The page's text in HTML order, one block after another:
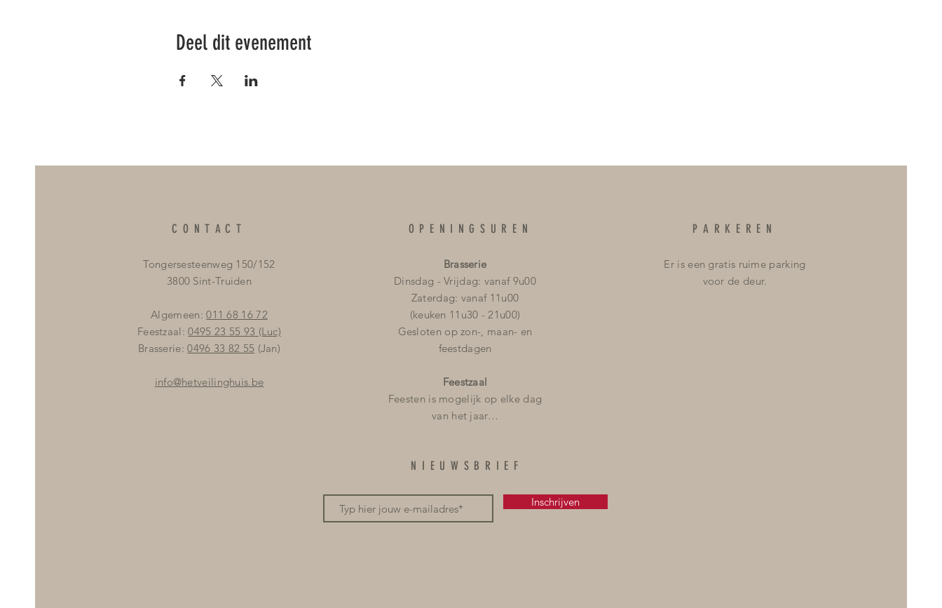
Deel dit evenement
CONTACT
Tongersesteenweg 150/152
3800 Sint-Truiden
Algemeen:011 68 16 72
Feestzaal:0495 23 55 93 (Luc)
Brasserie:0496 33 82 55 (Jan)
info@hetveilinghuis.be
OPENINGSUREN
Brasserie
Dinsdag - Vrijdag: vanaf 9u00
Zaterdag: vanaf 11u00
(keuken 11u30 - 21u00)
Gesloten op zon-, maan- en
feestdagen
Feestzaal
Feesten is mogelijk op elke dag
van het jaar…
PARKEREN
Er is een gratis ruime parking
voor de deur.
NIEUWSBRIEF
Inschrijven